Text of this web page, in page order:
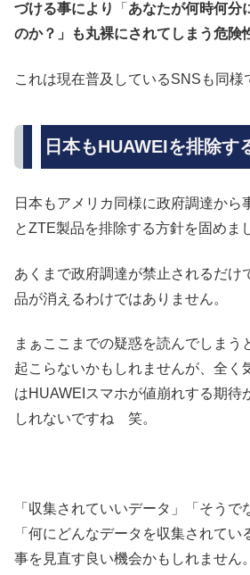
づける事により
「 あなたが何時何分
のか？」も丸裸にされてしまう危険
これは現在普及しているSNSも同様
日本もHUAWEIを排除す
日本もアメリカ同様に政府調達から
とZTE製品を排除する方針を固めま
あくまで政府調達が禁止されるだけ
品が消えるわけではありません。
まぁここまでの疑惑を読んでしまう
起こらないかもしれませんが、全く
はHUAWEIスマホが値崩れする期待
しれないですね 笑。
「収集されていいデータ」「そうで
「何にどんなデータを収集されてい
事を見直す良い機会かもしれません。